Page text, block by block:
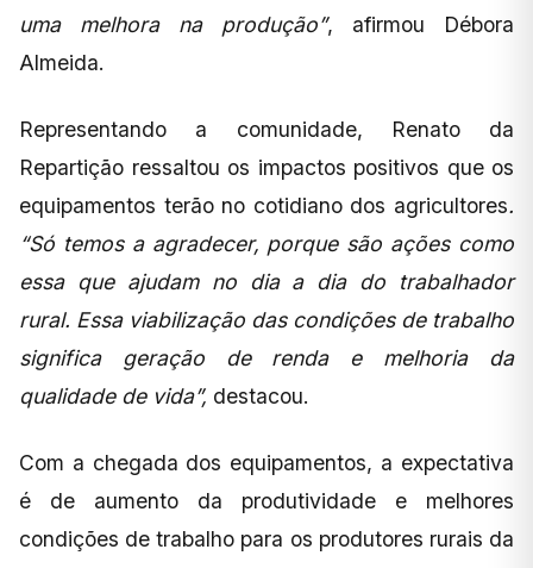
uma melhora na produção”, afirmou Débora
Almeida.
Representando a comunidade, Renato da
Repartição ressaltou os impactos positivos que os
equipamentos terão no cotidiano dos agricultores.
“Só temos a agradecer, porque são ações como
essa que ajudam no dia a dia do trabalhador
rural. Essa viabilização das condições de trabalho
significa geração de renda e melhoria da
qualidade de vida”, destacou.
Com a chegada dos equipamentos, a expectativa
é de aumento da produtividade e melhores
condições de trabalho para os produtores rurais da